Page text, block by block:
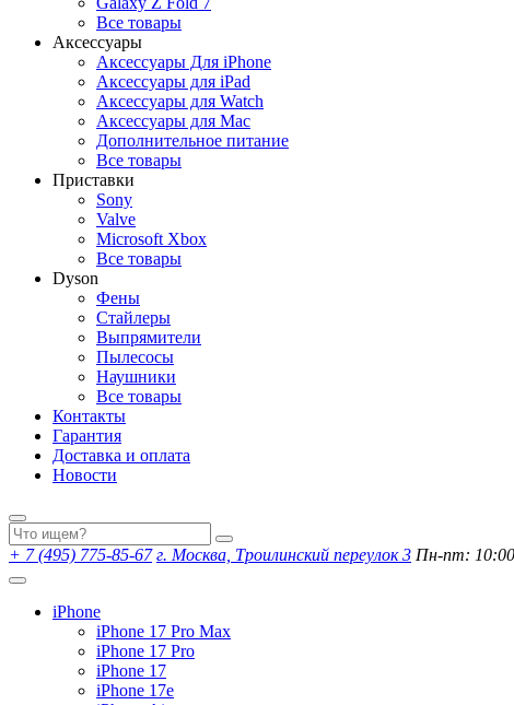
Все товары
Аксессуары
Аксессуары Для iPhone
Аксессуары для iPad
Аксессуары для Watch
Аксессуары для Mac
Дополнительное питание
Все товары
Приставки
Sony
Valve
Microsoft Xbox
Все товары
Dyson
Фены
Стайлеры
Выпрямители
Пылесосы
Наушники
Все товары
Контакты
Гарантия
Доставка и оплата
Новости
+ 7 (495) 775-85-67 г. Москва, Троилинский переулок 3 Пн-пт:
iPhone
iPhone 17 Pro Max
iPhone 17 Pro
iPhone 17
iPhone 17e